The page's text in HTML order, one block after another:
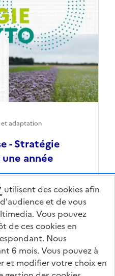
- Stratégie
année
et adaptation
utilisent des cookies afin
et de vous
Vous pouvez
de ces cookies en
Nous
6 mois. Vous pouvez à
et modifier votre choix en